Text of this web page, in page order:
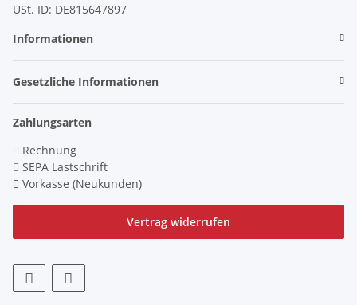
USt. ID: DE815647897
Informationen
Gesetzliche Informationen
Zahlungsarten
Rechnung
SEPA Lastschrift
Vorkasse (Neukunden)
Vertrag widerrufen